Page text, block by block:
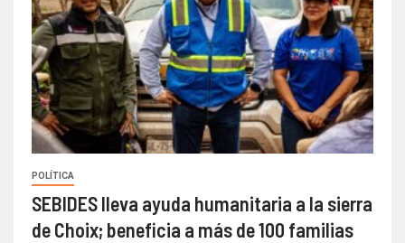
POLÍTICA
SEBIDES lleva ayuda humanitaria a la sierra
de Choix; beneficia a más de 100 familias